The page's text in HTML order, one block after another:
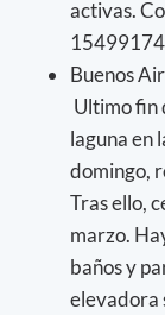
activas.
15499174
Buenos
Ultimo fin
laguna en
domingo,
Tras ello,
marzo.
baños y
elevadora